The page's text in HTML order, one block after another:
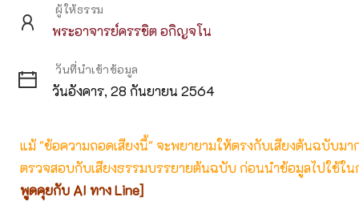
ผู้ให้ธรรม
พระอาจารย์ครรชิต อกิญจโน
วันที่นำเข้าข้อมูล
วันอังคาร, 28 กันยายน 2564
แม้ "ข้อความถอดเสียงนี้" จะพยายามให้ตรงกับเสียงต้นฉบับม
ตรวจสอบกับเสียงธรรมบรรยายต้นฉบับ ก่อนนำข้อมูลไปใช้ใน
พูดคุยกับ AI ทาง Line]